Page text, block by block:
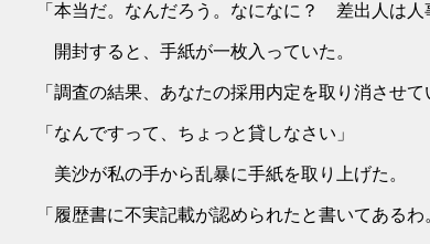
「本当だ。なんだろう。なになに？ 差出人は人
開封すると、手紙が一枚入っていた。
「調査の結果、あなたの採用内定を取り消させ
「なんですって、ちょっと貸しなさい」
美沙が私の手から乱暴に手紙を取り上げた。
「履歴書に不実記載が認められたと書いてある